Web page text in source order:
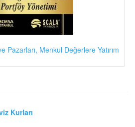
Pazarları, Menkul Değerlere Yatırım
Kurları